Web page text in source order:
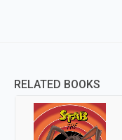
RELATED BOOKS